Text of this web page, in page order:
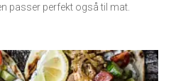
passer perfekt også til mat.